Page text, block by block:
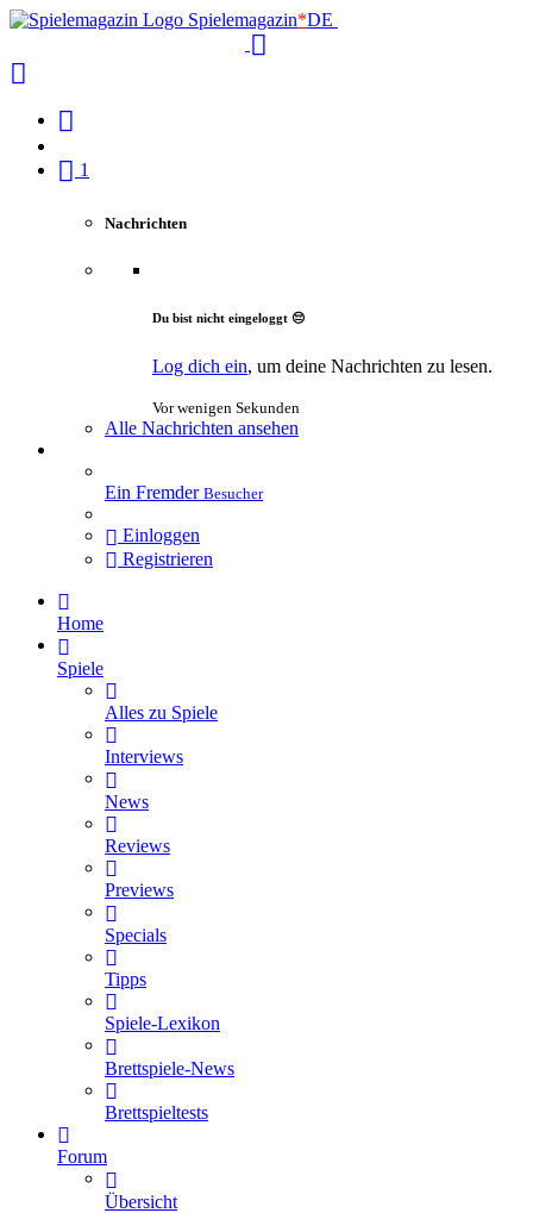
Spielemagazin*DE
1
Nachrichten
Du bist nicht eingeloggt 😔
Log dich ein, um deine Nachrichten zu lesen.
Vor wenigen Sekunden
Alle Nachrichten ansehen
Ein Fremder Besucher
Einloggen
Registrieren
Home
Spiele
Alles zu Spiele
Interviews
News
Reviews
Previews
Specials
Tipps
Spiele-Lexikon
Brettspiele-News
Brettspieltests
Forum
Übersicht